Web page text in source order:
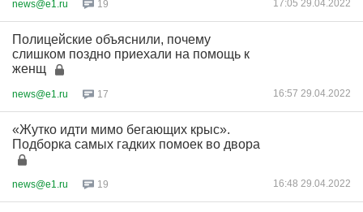
news@e1.ru 19 17:05 29.04.2022
Полицейские объяснили, почему
слишком поздно приехали на помощь к
женщ
news@e1.ru 17 16:57 29.04.2022
«Жутко идти мимо бегающих крыс».
Подборка самых гадких помоек во двора
news@e1.ru 19 16:48 29.04.2022